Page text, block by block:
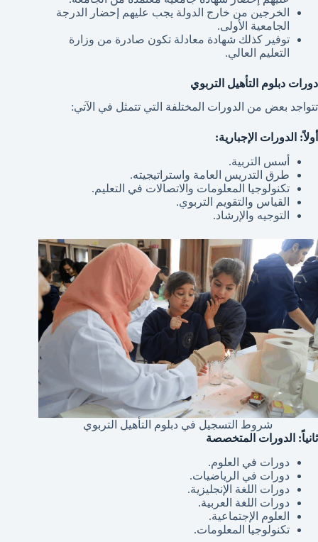
الخرجين من خارج الدولة يجب عليهم إحضار الدرجة
الجامعية الأولى.
توفير كذلك شهادة معادلة تكون صادرة من وزارة
التعليم العالي.
دورات دبلوم التأهيل التربوي
تتواجد بعض من الدورات المختلفة التي تتمثل في الآتي:
أولاً: الدورات الإجبارية:
أسس التربية.
طرق التدريس العامة واستراتيجيته.
تكنولوجيا المعلومات والاتصالات في التعليم.
القياس والتقويم التربوي.
التوجيه والإرشاد.
شروط التسجيل في دبلوم التأهيل التربوي
ثانياً: الدورات المتخصصة
دورات في العلوم.
دورات في الرياضيات.
دورات اللغة الإنجليزية.
دورات اللغة العربية.
العلوم الإجتماعية.
تكنولوجيا المعلومات.